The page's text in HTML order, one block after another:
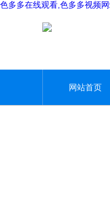
色多多在线观看,色多多视频
网站首页